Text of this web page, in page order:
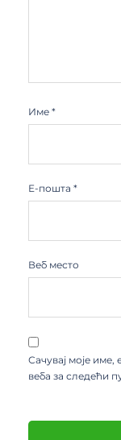
Име *
Е-пошта *
Веб место
Сачувај моје
веба за следећи